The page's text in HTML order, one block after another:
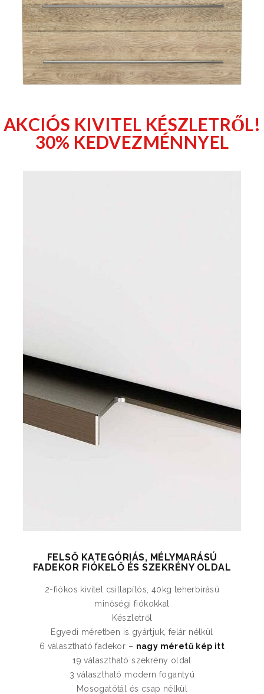
AKCIÓS KIVITEL KÉSZLETRŐL!
30% KEDVEZMÉNNYEL
FELSŐ KATEGÓRIÁS, MÉLYMARÁSÚ
FADEKOR FIÓKELŐ ÉS SZEKRÉNY OLDAL
2-fiókos kivitel csillapítós, 40kg teherbírású
minőségi fiókokkal
Készletről
Egyedi méretben is gyártjuk, felár nélkül
6 választható fadekor – nagy méretű kép itt
19 választható szekrény oldal
3 választható modern fogantyú
Mosogatótál és csap nélkül